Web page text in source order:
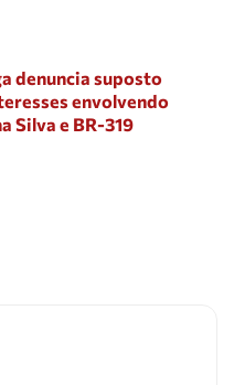
denuncia suposto
envolvendo
Silva e BR-319